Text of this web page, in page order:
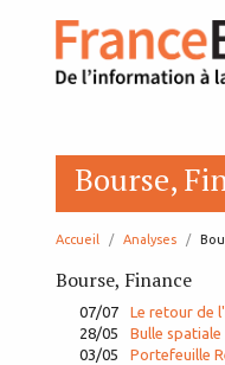
Bourse,
Accueil Analyses
Bourse, Finance
07/07
Le retour de
28/05
Bulle
03/05
Portefeuille